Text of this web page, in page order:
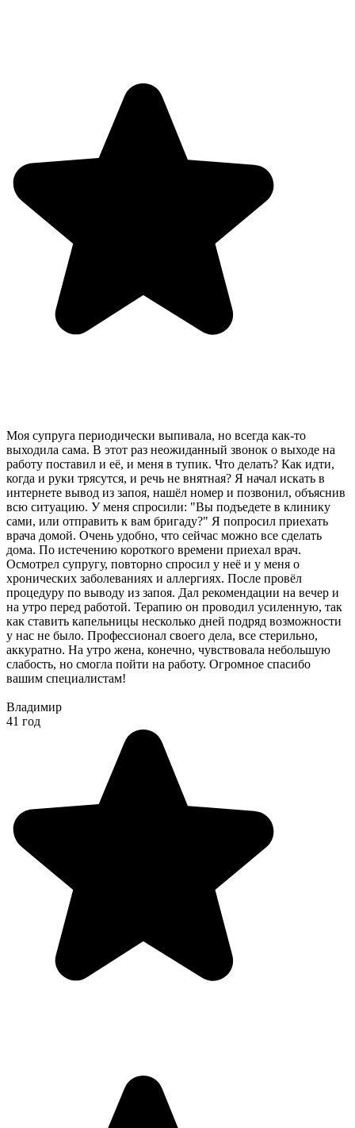
Моя супруга периодически выпивала, но всегда как-то
выходила сама. В этот раз неожиданный звонок о выходе на
работу поставил и её, и меня в тупик. Что делать? Как идти,
когда и руки трясутся, и речь не внятная? Я начал искать в
интернете вывод из запоя, нашёл номер и позвонил, объяснив
всю ситуацию. У меня спросили: "Вы подъедете в клинику
сами, или отправить к вам бригаду?" Я попросил приехать
врача домой. Очень удобно, что сейчас можно все сделать
дома. По истечению короткого времени приехал врач.
Осмотрел супругу, повторно спросил у неё и у меня о
хронических заболеваниях и аллергиях. После провёл
процедуру по выводу из запоя. Дал рекомендации на вечер и
на утро перед работой. Терапию он проводил усиленную, так
как ставить капельницы несколько дней подряд возможности
у нас не было. Профессионал своего дела, все стерильно,
аккуратно. На утро жена, конечно, чувствовала небольшую
слабость, но смогла пойти на работу. Огромное спасибо
вашим специалистам!
Владимир
41 год